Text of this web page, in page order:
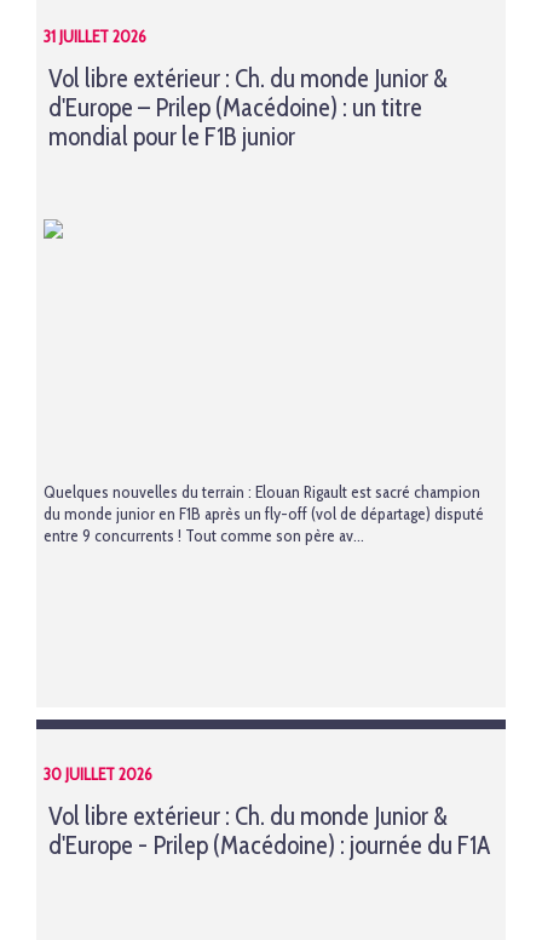
31 JUILLET 2026
Vol libre extérieur : Ch. du monde Junior &
d'Europe – Prilep (Macédoine) : un titre
mondial pour le F1B junior
Quelques nouvelles du terrain : Elouan Rigault est sacré champion
du monde junior en F1B après un fly-off (vol de départage) disputé
entre 9 concurrents ! Tout comme son père av...
30 JUILLET 2026
Vol libre extérieur : Ch. du monde Junior &
d'Europe - Prilep (Macédoine) : journée du F1A